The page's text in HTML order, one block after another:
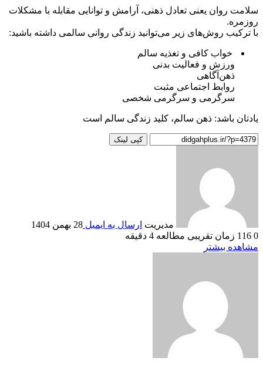
سلامت روان یعنی تعادل ذهنی، آرامش و توانایی مقابله با مشکلات
روزمره.
با ترکیب روش‌های زیر می‌توانید زندگی روانی سالمی داشته باشید:
خواب کافی و تغذیه سالم
ورزش و فعالیت بدنی
ذهن‌آگاهی
روابط اجتماعی مثبت
سرگرمی و سرگرمی شخصی
یادتان باشد: ذهن سالم، کلید زندگی سالم است
کپی لینک
مدیریت ارسال به ایمیل 28 بهمن 1404
0
زمان تقریبی مطالعه 4 دقیقه
مشاهده بیشتر